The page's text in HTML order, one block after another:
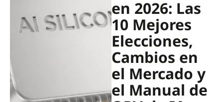
en 2026: Las
10 Mejores
Elecciones,
Cambios en
el Mercado y
el Manual de